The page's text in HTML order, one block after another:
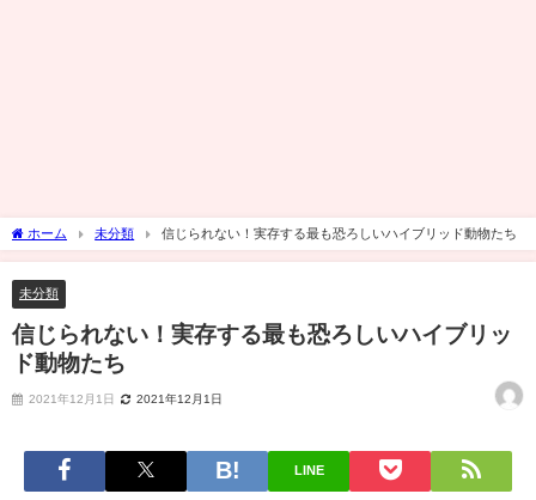
ホーム 未分類 信じられない！実存する最も恐ろしいハイブリッド動物たち
未分類
信じられない！実存する最も恐ろしいハイブリッ
ド動物たち
2021年12月1日 2021年12月1日
LINE